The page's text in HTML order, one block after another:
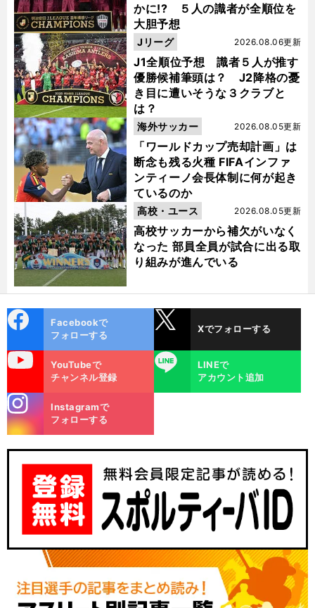
かに!? ５人の識者が全順位を
大胆予想
J1全順位予想 識者５人が推す
優勝候補筆頭は？ J2降格の憂
き目に遭いそうな３クラブと
は？
2026.08.06更新
Jリーグ
「ワールドカップ売却計画」は
断念も残る火種 FIFAインファ
ンティーノ会長体制に何が起き
ているのか
2026.08.05更新
海外サッカー
高校サッカーから補欠がいなく
なった 部員全員が試合に出る取
り組みが進んでいる
2026.08.05更新
高校・ユース
ok
Facebookで
フォローする
Xでフォローする
YouTubeで
チャンネル登録
LINE
LINEで
アカウント追加
m
Instagramで
フォローする